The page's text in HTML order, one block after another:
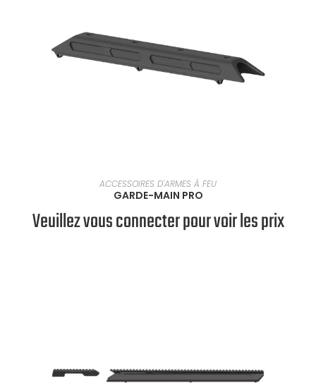
SÉLECTIONNER UNE OPTION
ACCESSOIRES D'ARMES À FEU
GARDE-MAIN PRO
Veuillez vous connecter pour voir les prix